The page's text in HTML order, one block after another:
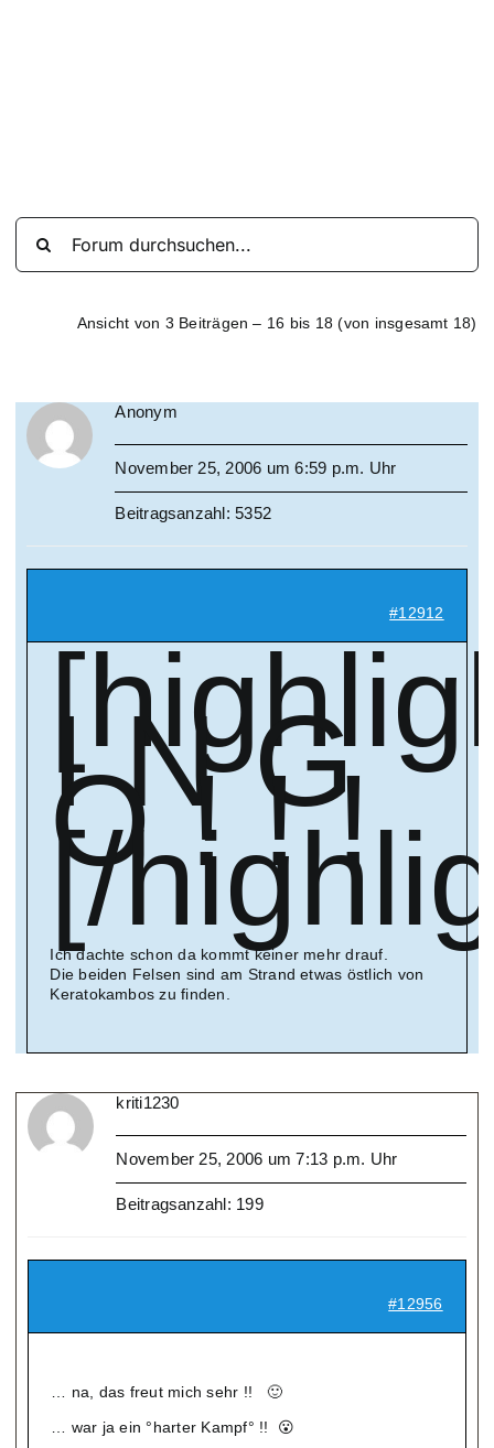
Ansicht von 3 Beiträgen – 16 bis 18 (von insgesamt 18)
Anonym
November 25, 2006 um 6:59 p.m. Uhr
Beitragsanzahl: 5352
#12912
I N G
O ! ! !
[/
Ich dachte schon da kommt keiner mehr drauf.
Die beiden Felsen sind am Strand etwas östlich von
Keratokambos zu finden.
kriti1230
November 25, 2006 um 7:13 p.m. Uhr
Beitragsanzahl: 199
#12956
… na, das freut mich sehr !! 🙂
… war ja ein °harter Kampf° !! 😮